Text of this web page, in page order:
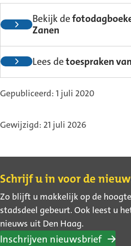
Bekijk de
Zanen
Lees detoespraken
Gepubliceerd: 1 juli 2020
Gewijzigd: 21 juli 2026
Contact
Schrijf u in voor de
Zo blijft u makkelijk op de
stadsdeel gebeurt. Ook leest u
nieuws uit Den Haag.
Inschrijven nieuwsbrief